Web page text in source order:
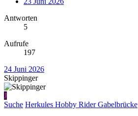
Antworten
5
Aufrufe
197
24 Juni 2026
Skippinger
J
Suche Herkules Hobby Rider Gabelbrücke